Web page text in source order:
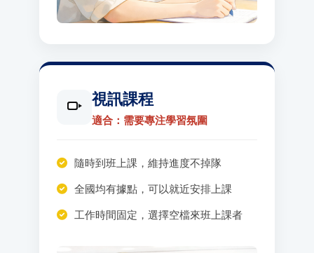
視訊課程
適合：需要專注學習氛圍
隨時到班上課，維持進度不掉隊
全國均有據點，可以就近安排上課
工作時間固定，選擇空檔來班上課者